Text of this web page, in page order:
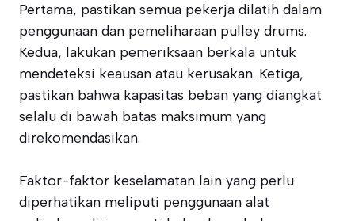
Pertama, pastikan semua pekerja dilatih dalam
penggunaan dan pemeliharaan pulley drums.
Kedua, lakukan pemeriksaan berkala untuk
mendeteksi keausan atau kerusakan. Ketiga,
pastikan bahwa kapasitas beban yang diangkat
selalu di bawah batas maksimum yang
direkomendasikan.
Faktor-faktor keselamatan lain yang perlu
diperhatikan meliputi penggunaan alat